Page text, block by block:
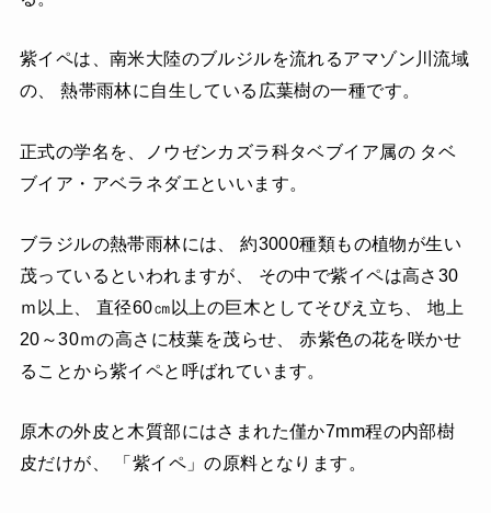
紫イペは、南米大陸のブルジルを流れるアマゾン川流域
の、 熱帯雨林に自生している広葉樹の一種です。
正式の学名を、ノウゼンカズラ科タベブイア属の タベ
ブイア・アベラネダエといいます。
ブラジルの熱帯雨林には、 約3000種類もの植物が生い
茂っているといわれますが、 その中で紫イペは高さ30
ｍ以上、 直径60㎝以上の巨木としてそびえ立ち、 地上
20～30ｍの高さに枝葉を茂らせ、 赤紫色の花を咲かせ
ることから紫イペと呼ばれています。
原木の外皮と木質部にはさまれた僅か7mm程の内部樹
皮だけが、 「紫イペ」の原料となります。